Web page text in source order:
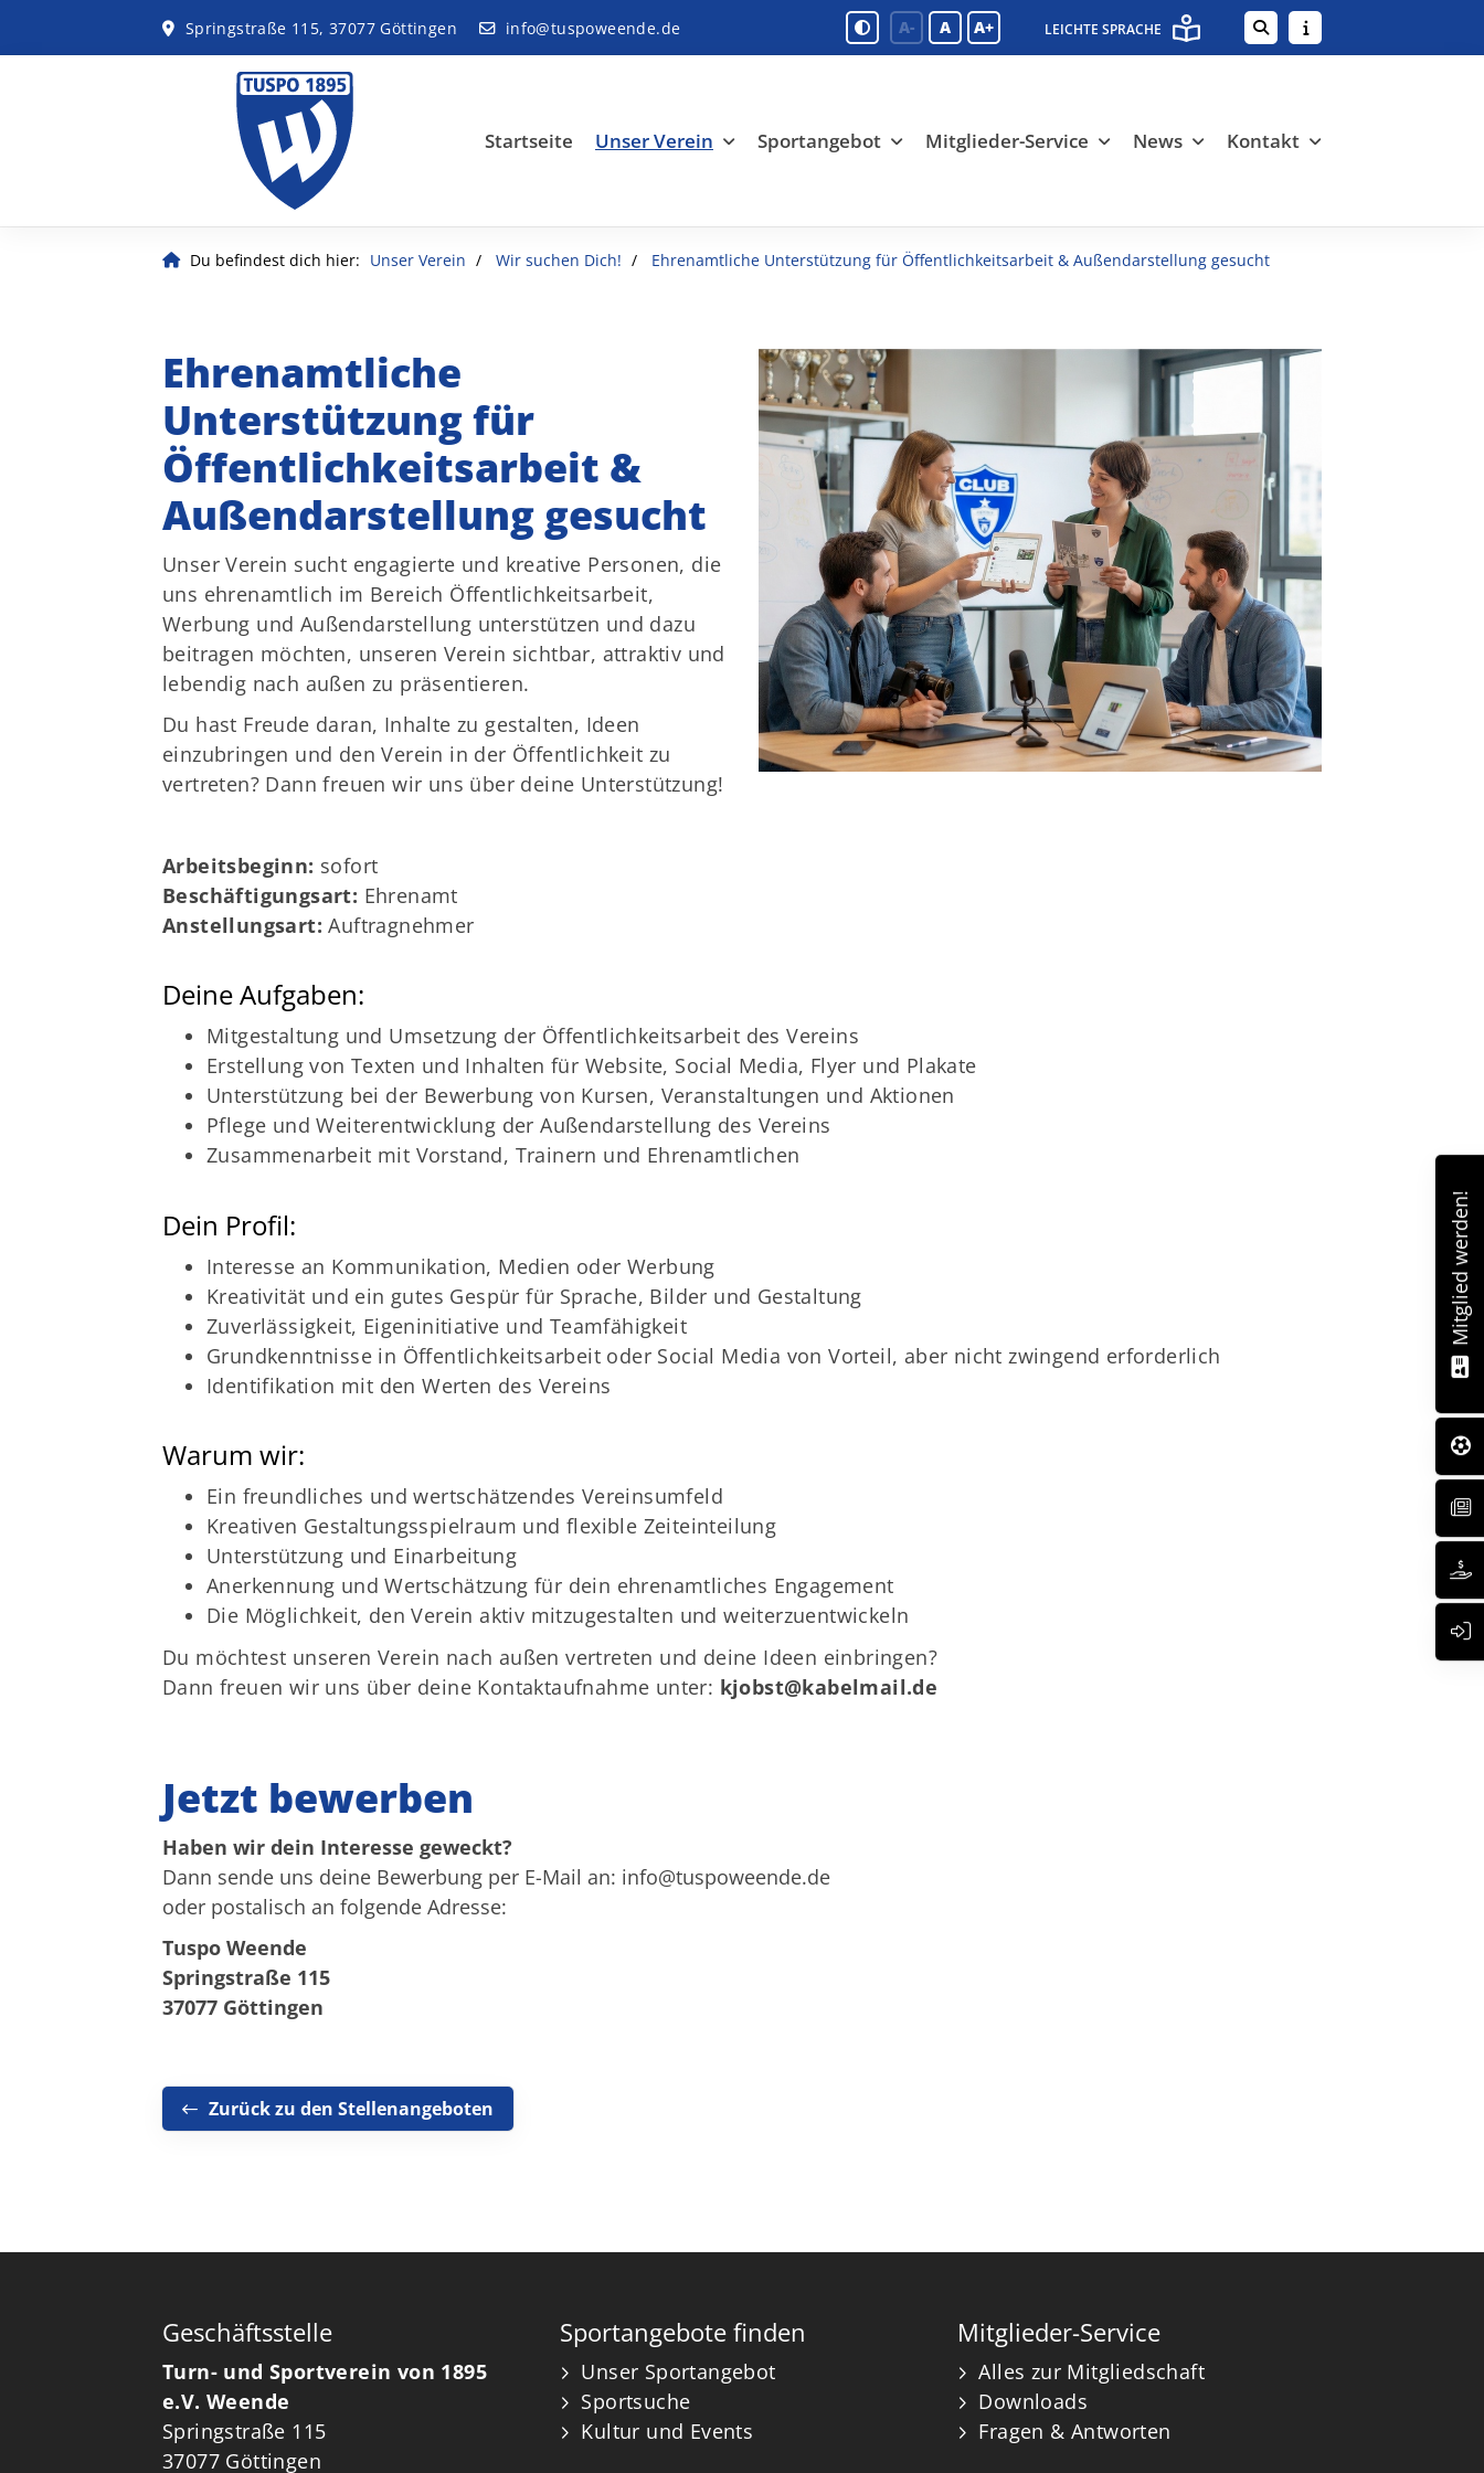
Springstraße 115, 37077 Göttingen info@tuspoweende.de A- A A+ LEICHTE SPRACHE
Startseite Unser Verein Sportangebot Mitglieder-Service News Kontakt
Du befindest dich hier: Unser Verein Wir suchen Dich! Ehrenamtliche Unterstützung für Öffentlichkeitsarbeit & Außendarstellung gesucht
Ehrenamtliche
Unterstützung für
Öffentlichkeitsarbeit &
Außendarstellung gesucht
Unser Verein sucht engagierte und kreative Personen, die
uns ehrenamtlich im Bereich Öffentlichkeitsarbeit,
Werbung und Außendarstellung unterstützen und dazu
beitragen möchten, unseren Verein sichtbar, attraktiv und
lebendig nach außen zu präsentieren.
Du hast Freude daran, Inhalte zu gestalten, Ideen
einzubringen und den Verein in der Öffentlichkeit zu
vertreten? Dann freuen wir uns über deine Unterstützung!
Arbeitsbeginn: sofort
Beschäftigungsart: Ehrenamt
Anstellungsart: Auftragnehmer
Deine Aufgaben:
Mitgestaltung und Umsetzung der Öffentlichkeitsarbeit des Vereins
Erstellung von Texten und Inhalten für Website, Social Media, Flyer und Plakate
Unterstützung bei der Bewerbung von Kursen, Veranstaltungen und Aktionen
Pflege und Weiterentwicklung der Außendarstellung des Vereins
Zusammenarbeit mit Vorstand, Trainern und Ehrenamtlichen
Dein Profil:
Interesse an Kommunikation, Medien oder Werbung
Kreativität und ein gutes Gespür für Sprache, Bilder und Gestaltung
Zuverlässigkeit, Eigeninitiative und Teamfähigkeit
Grundkenntnisse in Öffentlichkeitsarbeit oder Social Media von Vorteil, aber nicht zwingend erforderlich
Identifikation mit den Werten des Vereins
Warum wir:
Ein freundliches und wertschätzendes Vereinsumfeld
Kreativen Gestaltungsspielraum und flexible Zeiteinteilung
Unterstützung und Einarbeitung
Anerkennung und Wertschätzung für dein ehrenamtliches Engagement
Die Möglichkeit, den Verein aktiv mitzugestalten und weiterzuentwickeln
Du möchtest unseren Verein nach außen vertreten und deine Ideen einbringen?
Dann freuen wir uns über deine Kontaktaufnahme unter: kjobst@kabelmail.de
Jetzt bewerben
Haben wir dein Interesse geweckt?
Dann sende uns deine Bewerbung per E-Mail an: info@tuspoweende.de
oder postalisch an folgende Adresse:
Tuspo Weende
Springstraße 115
37077 Göttingen
Zurück zu den Stellenangeboten
Geschäftsstelle
Turn- und Sportverein von 1895
e.V. Weende
Springstraße 115
37077 Göttingen
Sportangebote finden
Unser Sportangebot
Sportsuche
Kultur und Events
Mitglieder-Service
Alles zur Mitgliedschaft
Downloads
Fragen & Antworten
Mitglied werden!
Geschäftsstelle
Turn- und Sportverein von 1895
Springstraße 115
37077 Göttingen
Sportangebote finden
Unser Sportangebot
Kultur und Events
Mitglieder-Service
Alles zur Mitgliedschaft
Downloads
Fragen & Antworten